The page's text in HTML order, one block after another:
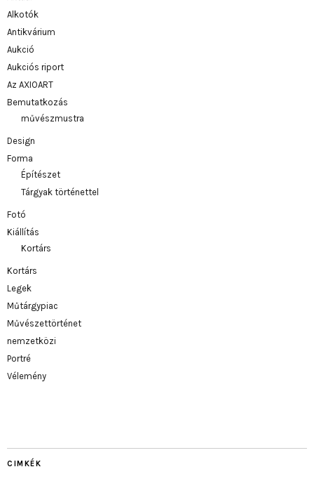
Alkotók
Antikvárium
Aukció
Aukciós riport
Az AXIOART
Bemutatkozás
művészmustra
Design
Forma
Építészet
Tárgyak történettel
Fotó
Kiállítás
Kortárs
Kortárs
Legek
Műtárgypiac
Művészettörténet
nemzetközi
Portré
Vélemény
CIMKÉK